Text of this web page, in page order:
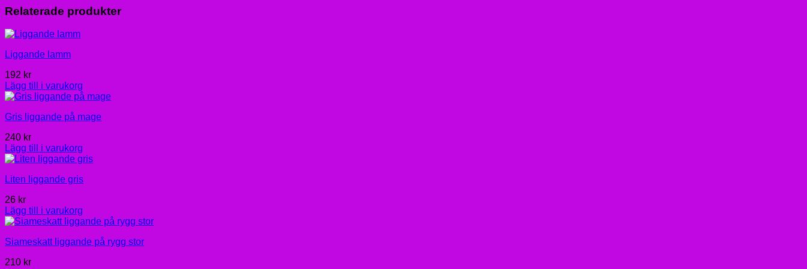
Relaterade produkter
Liggande lamm
192 kr
Lägg till i varukorg
Gris liggande på mage
240 kr
Lägg till i varukorg
Liten liggande gris
26 kr
Lägg till i varukorg
Siameskatt liggande på rygg stor
210 kr